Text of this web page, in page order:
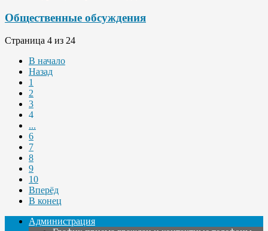
Общественные обсуждения
Страница 4 из 24
В начало
Назад
1
2
3
4
...
6
7
8
9
10
Вперёд
В конец
Администрация